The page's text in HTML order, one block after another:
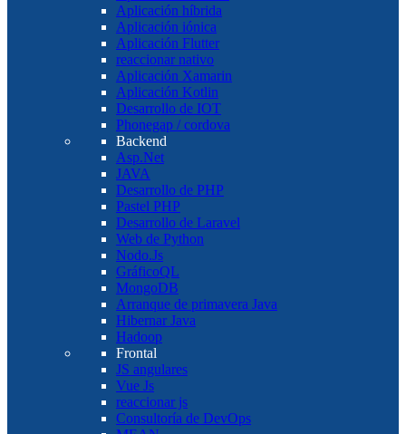
Aplicación híbrida
Aplicación iónica
Aplicación Flutter
reaccionar nativo
Aplicación Xamarin
Aplicación Kotlin
Desarrollo de IOT
Phonegap / cordova
Backend
Asp.Net
JAVA
Desarrollo de PHP
Pastel PHP
Desarrollo de Laravel
Web de Python
Nodo.Js
GráficoQL
MongoDB
Arranque de primavera Java
Hibernar Java
Hadoop
Frontal
JS angulares
Vue Js
reaccionar js
Consultoría de DevOps